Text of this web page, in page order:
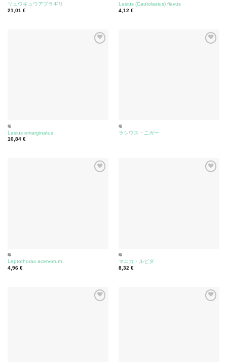
リュウキュウアブラギリ
21,01 €
Lasius (Cautolasius) flavus
4,12 €
蟻
Lasius emarginatus
10,84 €
蟻
ラシウス・ニガー
蟻
Leptothorax acervorum
4,96 €
蟻
マニカ・ルビダ
8,32 €